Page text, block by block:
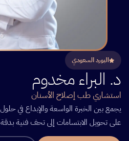
البورد السعودي
د. البراء مخدوم
استشاري طب إصلاح الأسنان
يجمع بين الخبرة الواسعة والإبداع في
على تحويل الابتسامات إلى تحف فنية